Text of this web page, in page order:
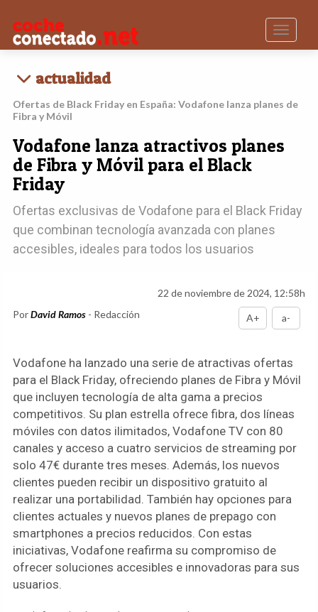
Toggle
actualidad
Ofertas de Black Friday en España: Vodafone lanza planes de
Fibra y Móvil
Vodafone lanza atractivos planes
de Fibra y Móvil para el Black
Friday
Ofertas exclusivas de Vodafone para el Black Friday
que combinan tecnología avanzada con planes
accesibles, ideales para todos los usuarios
22 de noviembre de 2024, 12:58h
PorDavid Ramos - Redacción A+ a-
Vodafone ha lanzado una serie de atractivas ofertas
para el Black Friday, ofreciendo planes de Fibra y Móvil
que incluyen tecnología de alta gama a precios
competitivos. Su plan estrella ofrece fibra, dos líneas
móviles con datos ilimitados, Vodafone TV con 80
canales y acceso a cuatro servicios de streaming por
solo 47€ durante tres meses. Además, los nuevos
clientes pueden recibir un dispositivo gratuito al
realizar una portabilidad. También hay opciones para
clientes actuales y nuevos planes de prepago con
smartphones a precios reducidos. Con estas
iniciativas, Vodafone reafirma su compromiso de
ofrecer soluciones accesibles e innovadoras para sus
usuarios.